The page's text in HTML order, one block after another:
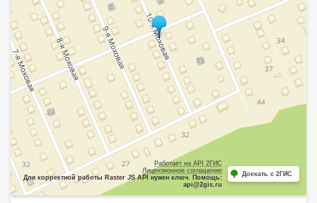
Работает на API 2ГИС
Лицензионное соглашение
Для корректной работы Raster JS API нужен ключ. Помощь:
api@2gis.ru
Доехать с 2ГИС